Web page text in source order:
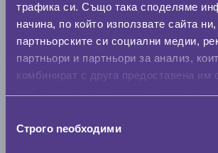
трафика си. Също така споделяме
начина, по който използвате сайта ни,
партньорските си социални медии,
партньори и партньори за анализ,
комбинират с друга предоставена им
наСтрого nеобходими
Летни гуми UNIROYAL